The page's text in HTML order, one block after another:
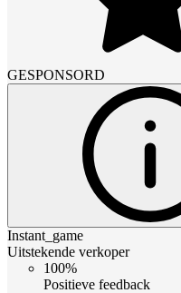
GESPONSORD
Instant_game
Uitstekende verkoper
100%
Positieve feedback